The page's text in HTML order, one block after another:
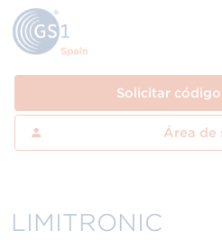
Solicitar
Área de
LIMITRONIC